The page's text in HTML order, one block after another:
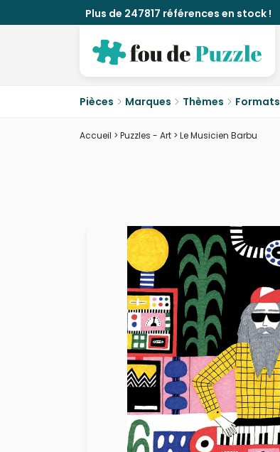
Plus de 247817 références en stock !
Pièces Marques Thèmes Formats
Accueil > Puzzles - Art > Le Musicien Barbu